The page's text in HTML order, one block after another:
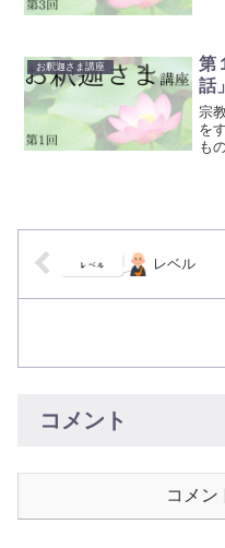
す
お釈迦さま講座
第
話」
宗
を
も
レベル
コメント
コメン